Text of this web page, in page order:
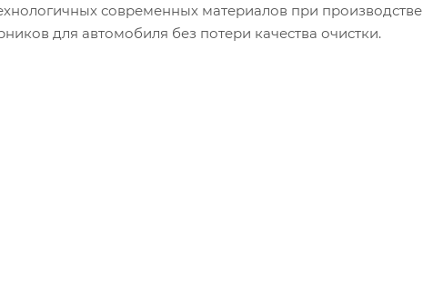
современных материалов при производстве
для автомобиля без потери качества очистки.